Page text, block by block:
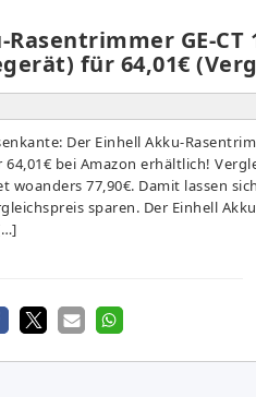
GE-CT
für 64,01€
Der Einhell Akku-
bei Amazon erhältlich!
woanders 77,90€. Damit lassen
sparen. Der Einhell